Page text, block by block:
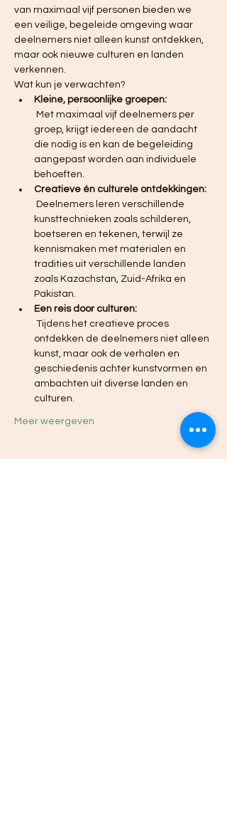
van maximaal vijf personen bieden we
een veilige, begeleide omgeving waar
deelnemers niet alleen kunst ontdekken,
maar ook nieuwe culturen en landen
verkennen.
Wat kun je verwachten?
Kleine, persoonlijke groepen:
groep, krijgt iedereen de aandacht
die nodig is en kan de begeleiding
aangepast worden aan individuele
behoeften.
Creatieve én culturele ontdekkingen:
kunsttechnieken zoals schilderen,
boetseren en tekenen, terwijl ze
kennismaken met materialen en
tradities uit verschillende landen
zoals Kazachstan, Zuid-Afrika en
Pakistan.
Een reis door culturen:
ontdekken de deelnemers niet alleen
kunst, maar ook de verhalen en
geschiedenis achter kunstvormen en
ambachten uit diverse landen en
culturen.
Meer weergeven